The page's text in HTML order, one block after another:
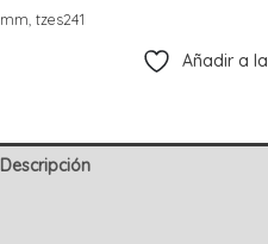
mm
mm tzes241
Añadir a
Descripción